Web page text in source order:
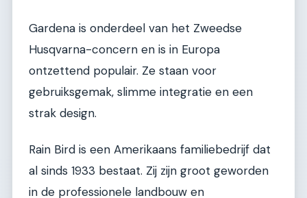
Gardena is onderdeel van het Zweedse
Husqvarna-concern en is in Europa
ontzettend populair. Ze staan voor
gebruiksgemak, slimme integratie en een
strak design.
Rain Bird is een Amerikaans familiebedrijf dat
al sinds 1933 bestaat. Zij zijn groot geworden
in de professionele landbouw en